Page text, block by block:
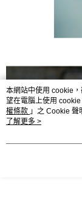
本網站中使用 cookie
望在電腦上使用
權條款 」之 Cookie
用條款之 Cookie 聲明
了解更多 >